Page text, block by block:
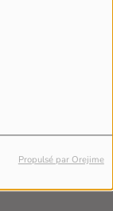
Propulsé par Orejime